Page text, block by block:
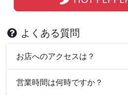
よくある質問
お店へのアクセスは？
営業時間は何時ですか？